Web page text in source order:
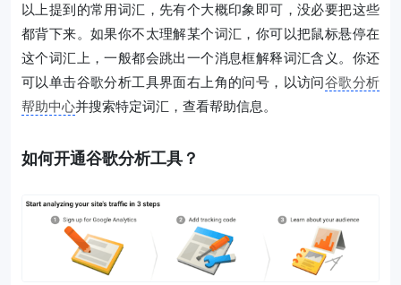
以上提到的常用词汇，先有个大概印象即可，没必要把这些
都背下来。如果你不太理解某个词汇，你可以把鼠标悬停在
这个词汇上，一般都会跳出一个消息框解释词汇含义。你还
可以单击谷歌分析工具界面右上角的问号，以访问谷歌分析
帮助中心并搜索特定词汇，查看帮助信息。
如何开通谷歌分析工具？